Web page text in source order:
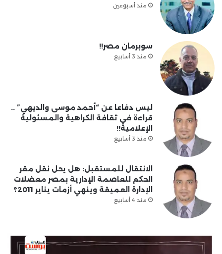
منذ أسبوعين
سوبرمان مصر!!
منذ 3 أسابيع
ليس دفاعا عن “أحمد موسى والديهي” ..
قراءة في ثقافة الكراهية والمسئولية
الإعلامية!!
منذ 3 أسابيع
الانتقال للمستقبل: هل يحل نقل مقر
الحكم للعاصمة الإدارية بمصر معضلات
الإدارة العميقة وينهي أزمات يناير 2011؟
منذ 4 أسابيع